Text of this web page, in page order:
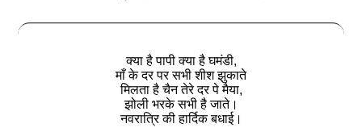
क्या है पापी क्या है घमंडी,
माँ के दर पर सभी शीश झुकाते
मिलता है चैन तेरे दर पे मैया,
झोली भरके सभी है जाते।
नवरात्रि की हार्दिक बधाई।